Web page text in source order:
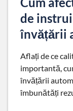
de
învățării
Aflați de ce
importantă,
învățării
îmbunătăți